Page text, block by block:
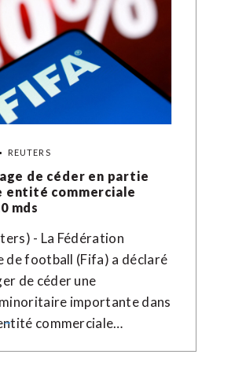
REUTERS
de céder en partie
entité commerciale
mds
- La Fédération
de football (Fifa) a déclaré
de céder une
importante dans
commerciale…
→